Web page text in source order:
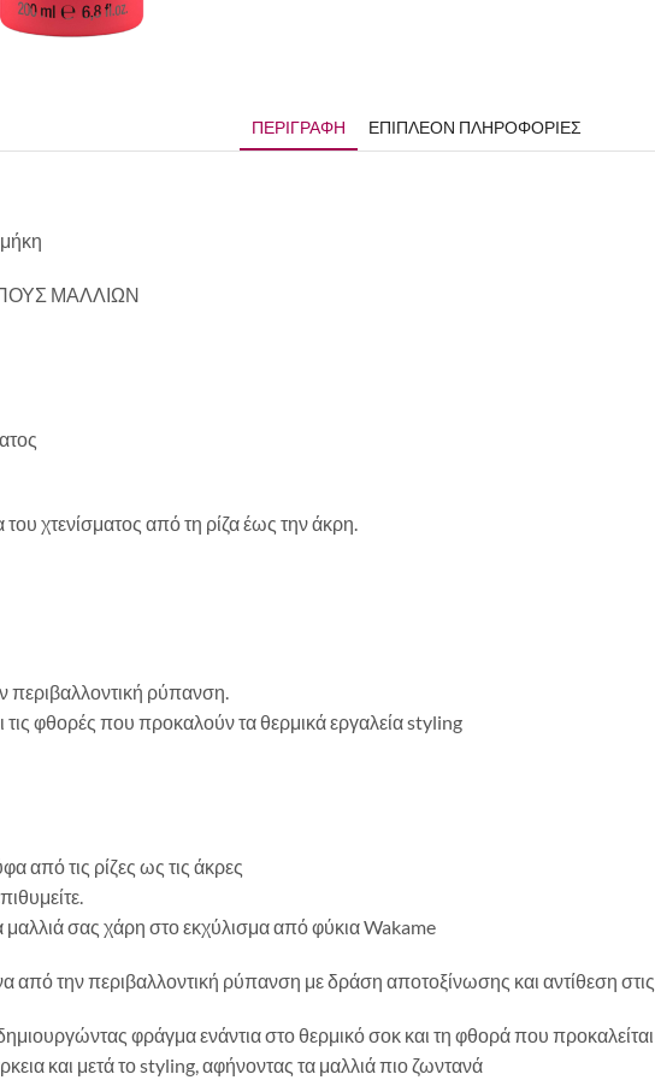
ΠΕΡΙΓΡΑΦΉ ΕΠΙΠΛΈΟΝ ΠΛΗΡΟΦΟΡΊΕΣ
ΜΑΛΛΙΩΝ
χτενίσματος από τη ρίζα έως την άκρη.
περιβαλλοντική ρύπανση.
φθορές που προκαλούν τα θερμικά εργαλεία styling
από τις ρίζες ως τις άκρες
μαλλιά σας χάρη στο εκχύλισμα από φύκια Wakame
από την περιβαλλοντική ρύπανση με δράση αποτοξίνωσης και αντίθεση στις
φράγμα ενάντια στο θερμικό σοκ και τη φθορά που
και μετά το styling, αφήνοντας τα μαλλιά πιο ζωντανά